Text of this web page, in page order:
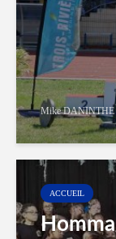
Mike DANINTHE
ACCUEIL